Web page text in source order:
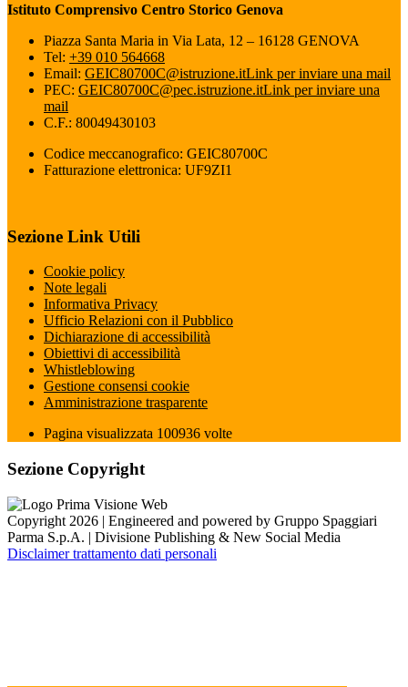
Istituto Comprensivo Centro Storico Genova
Piazza Santa Maria in Via Lata, 12 – 16128 GENOVA
Tel: +39 010 564668
Email: GEIC80700C@istruzione.itLink per inviare una mail
PEC: GEIC80700C@pec.istruzione.itLink per inviare una
mail
C.F.: 80049430103
Codice meccanografico: GEIC80700C
Fatturazione elettronica: UF9ZI1
Sezione Link Utili
Cookie policy
Note legali
Informativa Privacy
Ufficio Relazioni con il Pubblico
Dichiarazione di accessibilità
Obiettivi di accessibilità
Whistleblowing
Gestione consensi cookie
Amministrazione trasparente
Pagina visualizzata 100936 volte
Sezione Copyright
Copyright 2026 | Engineered and powered by Gruppo Spaggiari
Parma S.p.A. | Divisione Publishing & New Social Media
Disclaimer trattamento dati personali